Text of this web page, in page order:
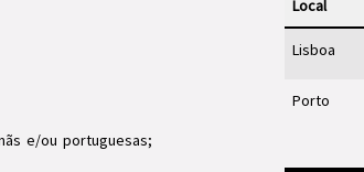
e/ou portuguesas;
Local
Lisboa
Porto